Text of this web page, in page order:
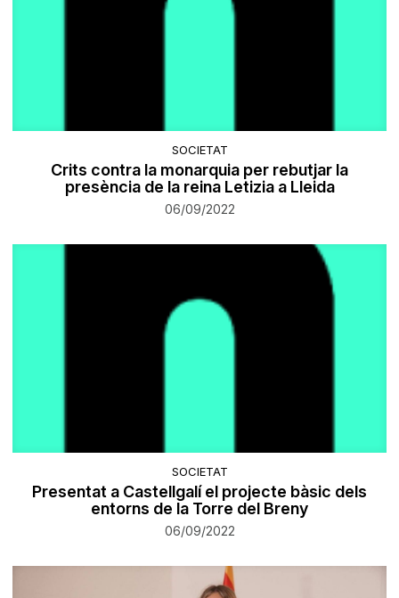
SOCIETAT
Crits contra la monarquia per rebutjar la
presència de la reina Letizia a Lleida
06/09/2022
SOCIETAT
Presentat a Castellgalí el projecte bàsic dels
entorns de la Torre del Breny
06/09/2022